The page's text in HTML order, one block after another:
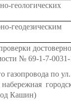
геологических
геодезическим
№ 69-1-7-0031-
газопровода по ул.
Кашин)